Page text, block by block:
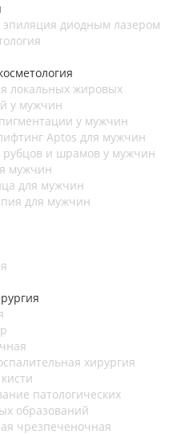
эпиляция диодным лазером
локальных жировых
у мужчин
у мужчин
Aptos для мужчин
рубцов и шрамов у мужчин
мужчин
для мужчин
для мужчин
хирургия
патологических
образований
чрезпеченочная